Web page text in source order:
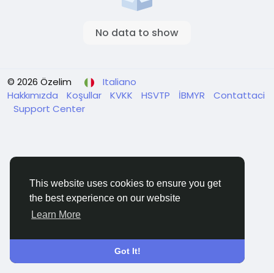
This website uses cookies to ensure you get
the best experience on our website
Learn More
Got It!
No data to show
© 2026 Özelim
Italiano
Hakkımızda
Koşullar KVKK HSVTP İBMYR
Contattaci
Support Center